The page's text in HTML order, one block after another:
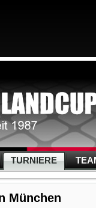
TURNIERE
München